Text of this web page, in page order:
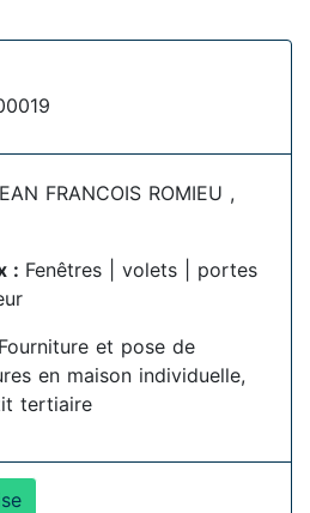
FRANCOIS ROMIEU ,
: Fenêtres | volets | portes
Fourniture et pose de
en maison individuelle,
tertiaire